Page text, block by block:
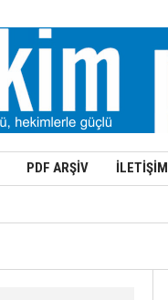
PDF ARŞİV İLETİŞİM